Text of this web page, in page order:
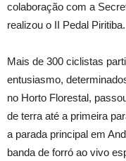
colaboração com a
realizou o II Pedal Piritiba.
Mais de 300 ciclistas
entusiasmo,
no Horto Florestal,
de terra até a primeira
a parada principal em
banda de forró ao vivo